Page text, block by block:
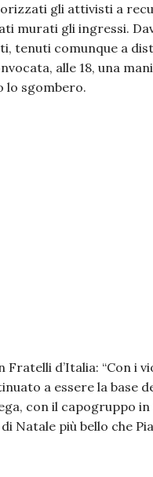
gli attivisti a
murati gli ingressi.
tenuti comunque a
alle 18, una
sgombero.
Fratelli d’Italia: “Con
a essere la base
con il capogruppo
Natale più bello che